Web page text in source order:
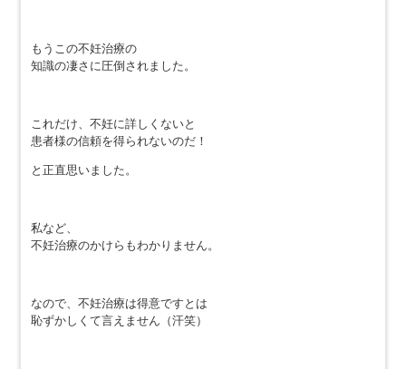
もうこの不妊治療の
知識の凄さに圧倒されました。
これだけ、不妊に詳しくないと
患者様の信頼を得られないのだ！
と正直思いました。
私など、
不妊治療のかけらもわかりません。
なので、不妊治療は得意ですとは
恥ずかしくて言えません（汗笑）